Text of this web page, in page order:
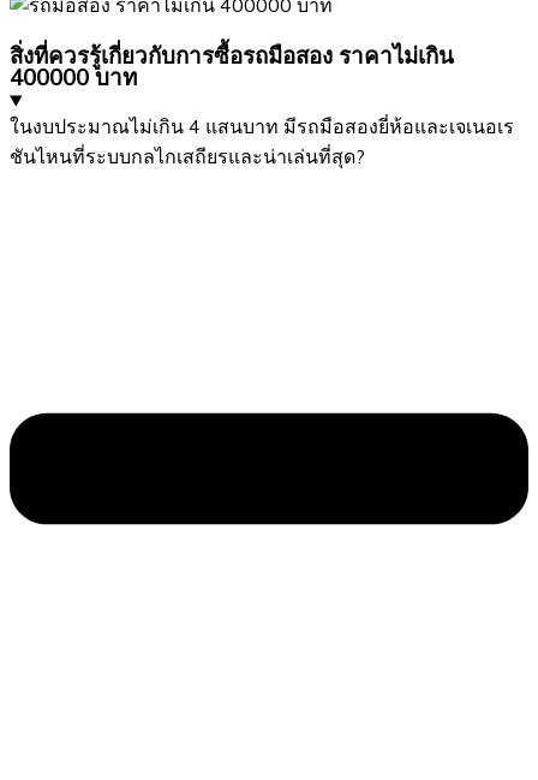
สิ่งที่ควรรู้เกี่ยวกับการซื้อรถมือสอง ราคาไม่เกิน
400000 บาท
ในงบประมาณไม่เกิน 4 แสนบาท มีรถมือสองยี่ห้อและเจเนอเร
ชันไหนที่ระบบกลไกเสถียรและน่าเล่นที่สุด?